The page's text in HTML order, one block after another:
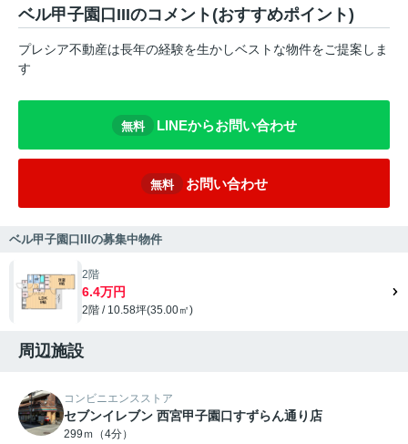
ベル甲子園口IIIのコメント(おすすめポイント)
プレシア不動産は長年の経験を生かしベストな物件をご提案しま
す
無料 LINEからお問い合わせ
無料 お問い合わせ
ベル甲子園口IIIの募集中物件
2階
6.4万円
2階 / 10.58坪(35.00㎡)
周辺施設
コンビニエンスストア
セブンイレブン 西宮甲子園口すずらん通り店
299ｍ（4分）